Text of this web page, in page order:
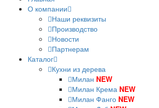
О компании
Наши реквизиты
Производство
Новости
Партнерам
Каталог
Кухни из дерева
Милан NEW
Милан Крема NEW
Милан Фанго NEW